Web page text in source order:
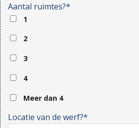
Aantal ruimtes?*
1
2
3
4
Meer dan 4
Locatie van de werf?*